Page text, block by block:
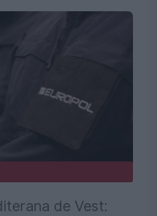
de Vest: